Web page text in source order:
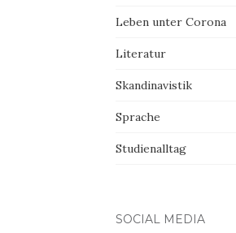
Leben unter Corona
Literatur
Skandinavistik
Sprache
Studienalltag
SOCIAL MEDIA